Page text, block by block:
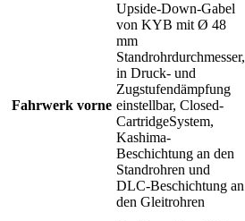
Fahrwerk vorne
Upside-Down-Gabel
von KYB mit Ø 48
mm
Standrohrdurchmesser,
in Druck- und
Zugstufendämpfung
einstellbar, Closed-
CartridgeSystem,
Kashima-
Beschichtung an den
Standrohren und
DLC-Beschichtung an
den Gleitrohren